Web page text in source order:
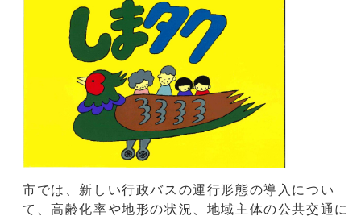
市では、新しい行政バスの運行形態の導入につい
て、高齢化率や地形の状況、地域主体の公共交通に